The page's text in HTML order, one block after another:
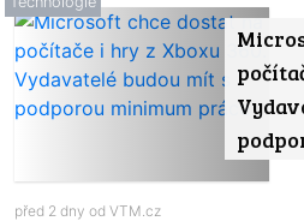
před 2 dny od VTM.cz